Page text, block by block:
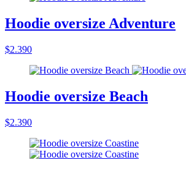
Hoodie oversize Adventure
$2.390
Hoodie oversize Beach
$2.390